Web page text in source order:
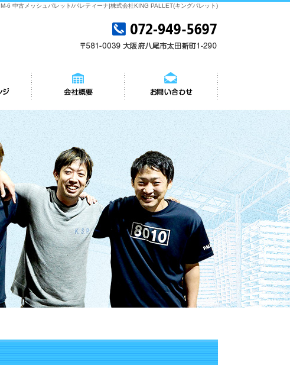
M-6 中古メッシュパレット/パレティーナ|株式会社KING PALLET(キングパレット)